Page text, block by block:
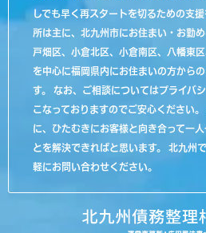
しでも早く再スタートを切るための支
所は主に、北九州市にお住まい・お勤
戸畑区、小倉北区、小倉南区、八幡東
を中心に福岡県内にお住まいの方から
す。 なお、ご相談についてはプライバ
こなっておりますのでご安心ください
に、ひたむきにお客様と向き合って一
とを解決できればと思います。 北九州
軽にお問い合わせください。